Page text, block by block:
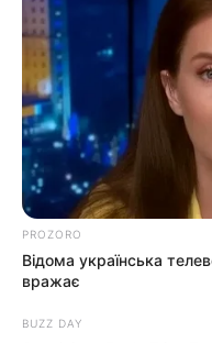
PROZORO
Відома українська
вражає
BUZZ DAY